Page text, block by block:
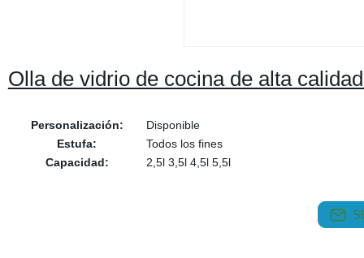
Olla de vidrio de cocina de alta
Personalización:
Disponible
Estufa:
Todos los fines
Capacidad:
2,5l 3,5l 4,5l 5,5l